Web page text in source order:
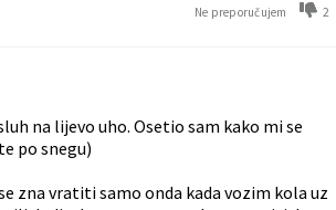
Ne preporučujem 2
na lijevo uho. Osetio sam kako mi se
po snegu)
zna vratiti samo onda kada vozim kola uz